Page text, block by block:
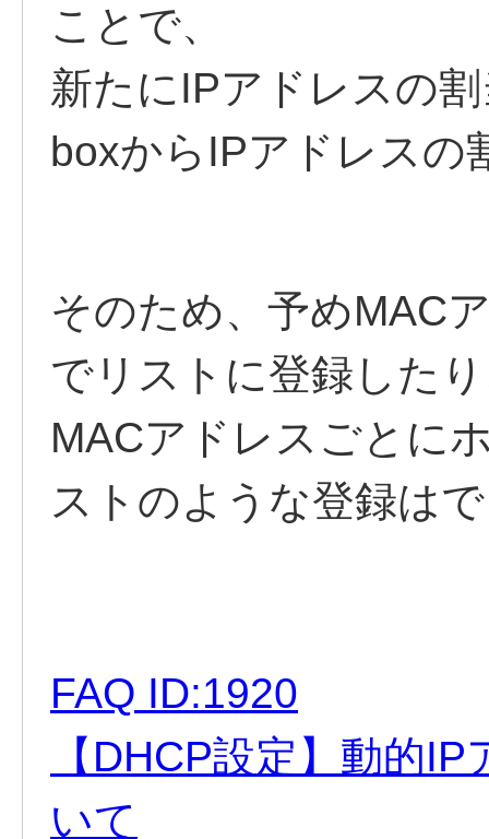
ことで、
新たにIPアドレスの
boxからIPアドレスの
そのため、予めMAC
でリストに登録した
MACアドレスごとに
ストのような登録は
FAQ ID:1920
【DHCP設定】動的
いて